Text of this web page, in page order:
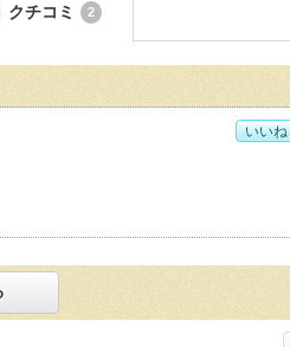
クチコミ 2
いい